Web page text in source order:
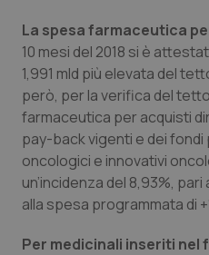
Quotidiano
Quotidiano Chirurgia
Quotidiano
Quotidiano Pediatria
La spesa farmaceutica
10 mesi del 2018 si è
1,991 mld più elevata del
però, per la verifica del
farmaceutica per acquisti
pay-back vigenti e dei fondi
oncologici e innovativi
un’incidenza del 8,93%,
alla spesa programmata di
Per medicinali inseriti nel